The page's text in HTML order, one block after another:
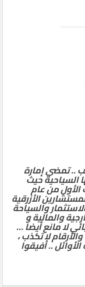
.. تمضي إمارة
السياحية حيث
النصف الأول من عام
الأزرقية
والسياحة
والمالية و
لا مانع أيضا …
لا تكذب ،
.. أفيقوا